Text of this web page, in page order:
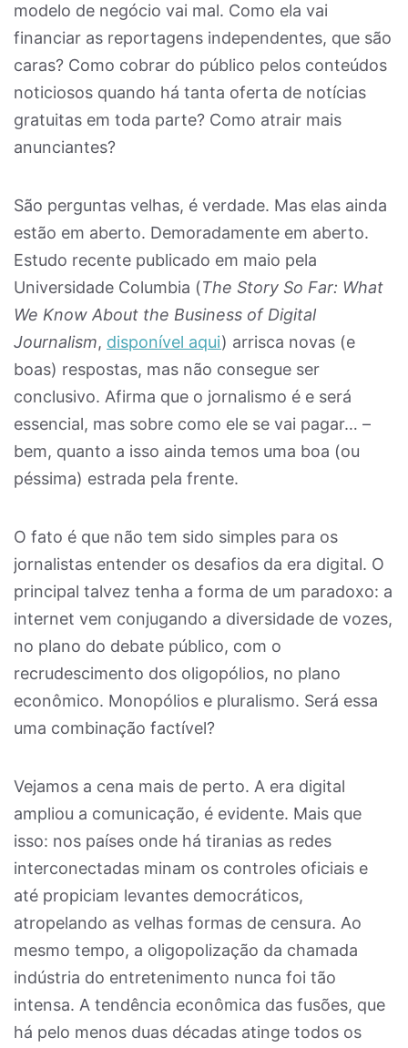
modelo de negócio vai mal. Como ela vai
financiar as reportagens independentes, que são
caras? Como cobrar do público pelos conteúdos
noticiosos quando há tanta oferta de notícias
gratuitas em toda parte? Como atrair mais
anunciantes?
São perguntas velhas, é verdade. Mas elas ainda
estão em aberto. Demoradamente em aberto.
Estudo recente publicado em maio pela
Universidade Columbia (The Story So Far: What
We Know About the Business of Digital
Journalism, disponível aqui) arrisca novas (e
boas) respostas, mas não consegue ser
conclusivo. Afirma que o jornalismo é e será
essencial, mas sobre como ele se vai pagar… –
bem, quanto a isso ainda temos uma boa (ou
péssima) estrada pela frente.
O fato é que não tem sido simples para os
jornalistas entender os desafios da era digital. O
principal talvez tenha a forma de um paradoxo: a
internet vem conjugando a diversidade de vozes,
no plano do debate público, com o
recrudescimento dos oligopólios, no plano
econômico. Monopólios e pluralismo. Será essa
uma combinação factível?
Vejamos a cena mais de perto. A era digital
ampliou a comunicação, é evidente. Mais que
isso: nos países onde há tiranias as redes
interconectadas minam os controles oficiais e
até propiciam levantes democráticos,
atropelando as velhas formas de censura. Ao
mesmo tempo, a oligopolização da chamada
indústria do entretenimento nunca foi tão
intensa. A tendência econômica das fusões, que
há pelo menos duas décadas atinge todos os